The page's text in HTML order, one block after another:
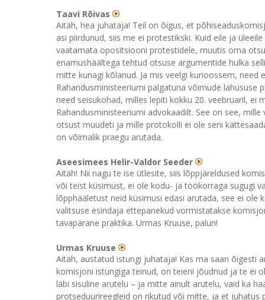
Taavi Rõivas
Aitäh, hea juhataja! Teil on õigus, et
asi piirdunud, siis me ei protestikski. Kuid eile ja
vaatamata opositsiooni protestidele, muutis oma
enamushäältega tehtud otsuse argumentide hulka
mitte kunagi kõlanud. Ja mis veelgi kurioossem,
Rahandusministeeriumi palgatuna võimude lahususe
need seisukohad, milles lepiti kokku 20. veebruaril,
Rahandusministeeriumi advokaadilt. See on see,
otsust muudeti ja mille protokolli ei ole seni
on võimalik praegu arutada.
Aseesimees Helir-Valdor Seeder
Aitäh! Nii nagu te ise ütlesite, siis lõppjäreldused
või teist küsimust, ei ole kodu- ja töökorraga sugugi
lõpphääletust neid küsimusi edasi arutada, see ei ole
valitsuse esindaja ettepanekud vormistatakse
tavapärane praktika. Urmas Kruuse, palun!
Urmas Kruuse
Aitäh, austatud istungi juhataja! Kas ma saan õigesti
komisjoni istungiga teinud, on teieni jõudnud ja te ei
läbi sisuline arutelu – ja mitte ainult arutelu, vaid ka
protseduurireegleid on rikutud või mitte, ja et juhatus